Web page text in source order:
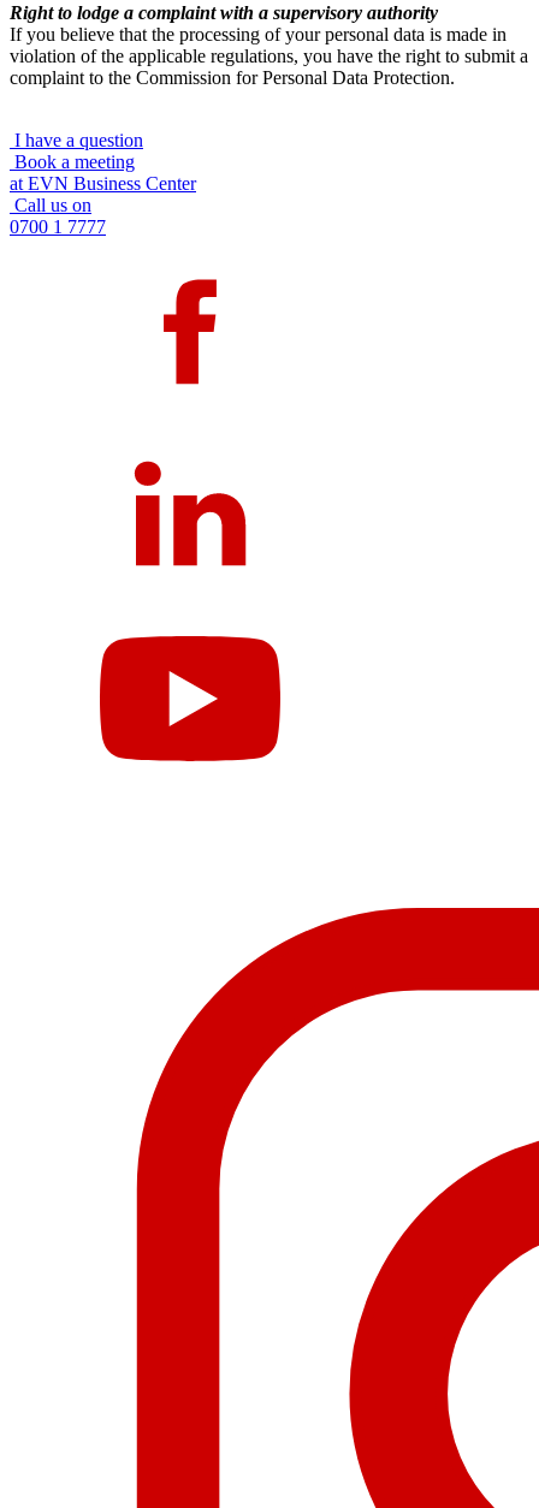
Right to lodge a complaint with a supervisory authority
If you believe that the processing of your personal data is made in
violation of the applicable regulations, you have the right to submit a
complaint to the Commission for Personal Data Protection.
I have a question
Book a meeting
at EVN Business Center
Call us on
0700 1 7777